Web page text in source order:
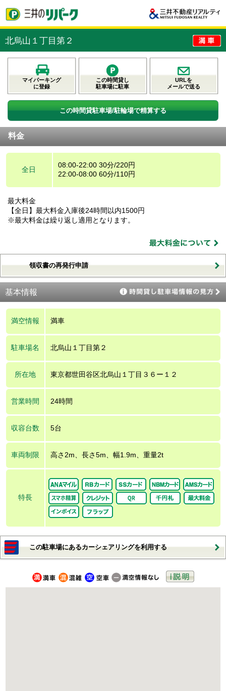
北烏山１丁目第２
マイパーキング
に登録
この時間貸し
駐車場に駐車
URLを
メールで送る
この時間貸駐車場/駐輪場で精算する
料金
全日
08:00-22:00 30分/220円
22:00-08:00 60分/110円
最大料金
【全日】最大料金入庫後24時間以内1500円
※最大料金は繰り返し適用となります。
領収書の再発行申請
基本情報
満空情報 満車
駐車場名 北烏山１丁目第２
所在地 東京都世田谷区北烏山１丁目３６ー１２
営業時間 24時間
収容台数 5台
車両制限 高さ2m、長さ5m、幅1.9m、重量2t
特長
この駐車場にあるカーシェアリングを利用する